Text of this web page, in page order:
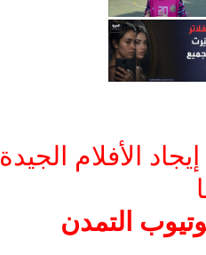
الأفلام الجيدة
التمدن